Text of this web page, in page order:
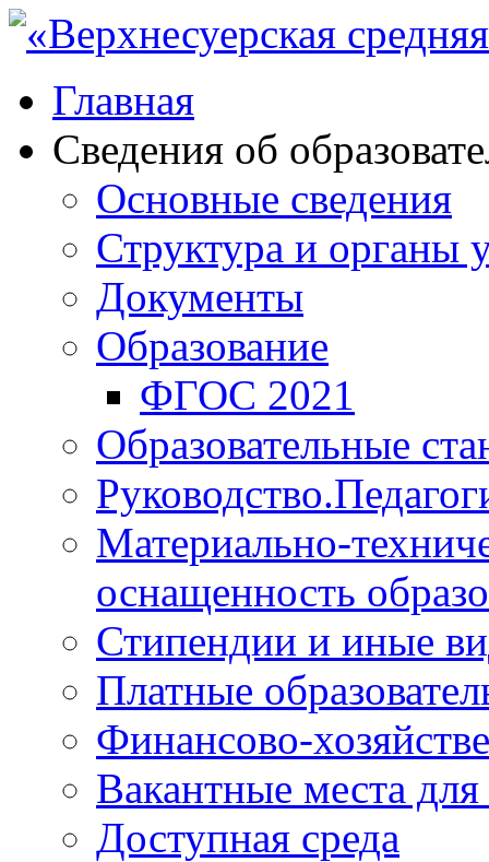
Главная
Сведения об
Основные сведения
Структура и органы
Документы
Образование
ФГОС 2021
Образовательные
Материально-
оснащенность
Стипендии и иные
Платные
Финансово-
Вакантные места
Доступная среда